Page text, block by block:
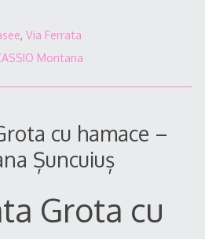
, Via Ferrata
Montana
cu hamace –
Șuncuiuș
Grota cu